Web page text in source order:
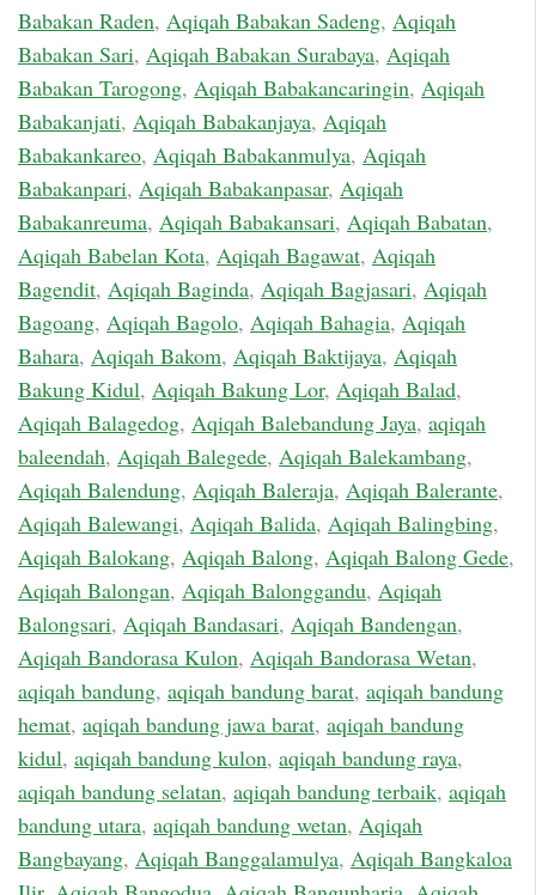
Babakan Raden, Aqiqah Babakan Sadeng, Aqiqah
Babakan Sari, Aqiqah Babakan Surabaya, Aqiqah
Babakan Tarogong, Aqiqah Babakancaringin, Aqiqah
Babakanjati, Aqiqah Babakanjaya, Aqiqah
Babakankareo, Aqiqah Babakanmulya, Aqiqah
Babakanpari, Aqiqah Babakanpasar, Aqiqah
Babakanreuma, Aqiqah Babakansari, Aqiqah Babatan,
Aqiqah Babelan Kota, Aqiqah Bagawat, Aqiqah
Bagendit, Aqiqah Baginda, Aqiqah Bagjasari, Aqiqah
Bagoang, Aqiqah Bagolo, Aqiqah Bahagia, Aqiqah
Bahara, Aqiqah Bakom, Aqiqah Baktijaya, Aqiqah
Bakung Kidul, Aqiqah Bakung Lor, Aqiqah Balad,
Aqiqah Balagedog, Aqiqah Balebandung Jaya, aqiqah
baleendah, Aqiqah Balegede, Aqiqah Balekambang,
Aqiqah Balendung, Aqiqah Baleraja, Aqiqah Balerante,
Aqiqah Balewangi, Aqiqah Balida, Aqiqah Balingbing,
Aqiqah Balokang, Aqiqah Balong, Aqiqah Balong Gede,
Aqiqah Balongan, Aqiqah Balonggandu, Aqiqah
Balongsari, Aqiqah Bandasari, Aqiqah Bandengan,
Aqiqah Bandorasa Kulon, Aqiqah Bandorasa Wetan,
aqiqah bandung, aqiqah bandung barat, aqiqah bandung
hemat, aqiqah bandung jawa barat, aqiqah bandung
kidul, aqiqah bandung kulon, aqiqah bandung raya,
aqiqah bandung selatan, aqiqah bandung terbaik, aqiqah
bandung utara, aqiqah bandung wetan, Aqiqah
Bangbayang, Aqiqah Banggalamulya, Aqiqah Bangkaloa